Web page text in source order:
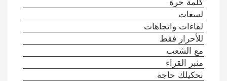
لسعات
لقاءات واتجاهات
للأحرار فقط
مع الشعب
منبر القراء
نحكيلك حاجة